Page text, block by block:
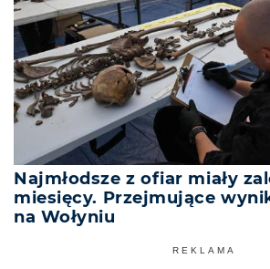
Najmłodsze z ofiar miały
miesięcy. Przejmujące
na Wołyniu
REKLAMA